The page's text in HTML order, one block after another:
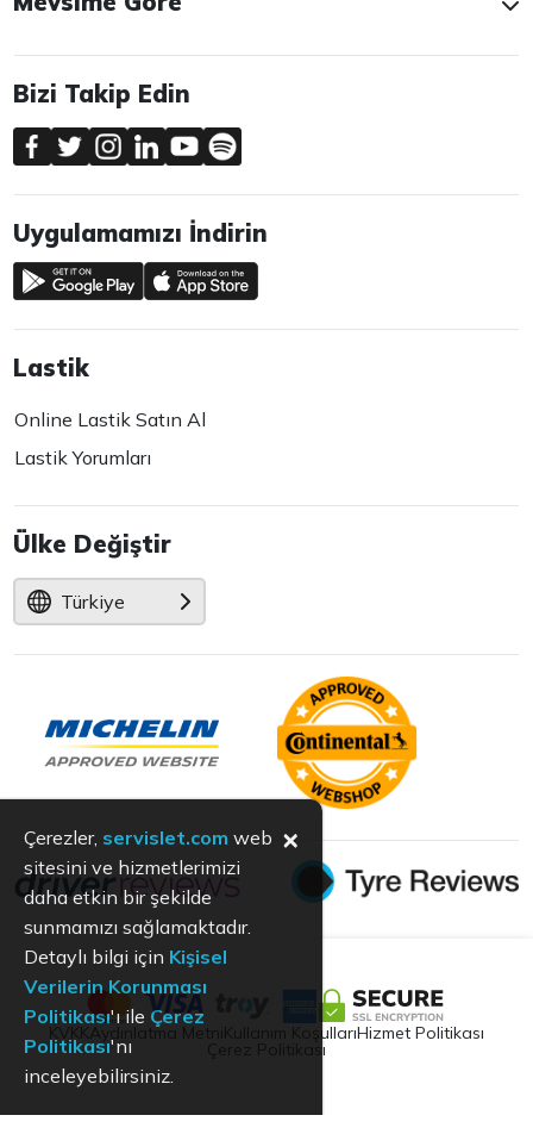
Bizi Takip Edin
Uygulamamızı İndirin
Lastik
Online Lastik Satın Al
Lastik Yorumları
Ülke Değiştir
Türkiye
Aydınlatma Metni Kullanım KoşullarıHizmet Politikası
Çerez Politikası
Çerezler, servislet.com web
sitesini ve hizmetlerimizi
daha etkin bir şekilde
sunmamızı sağlamaktadır.
Detaylı bilgi için Kişisel
Verilerin Korunması
Politikası'ı ile Çerez
Politikası'nı
inceleyebilirsiniz.
×